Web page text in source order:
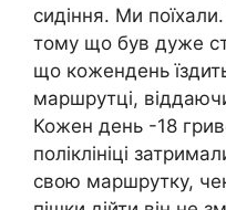
сидіння. Ми
тому що був дуже
що кожендень
маршрутці,
Кожен день -18
поліклініці
свою маршрутку,